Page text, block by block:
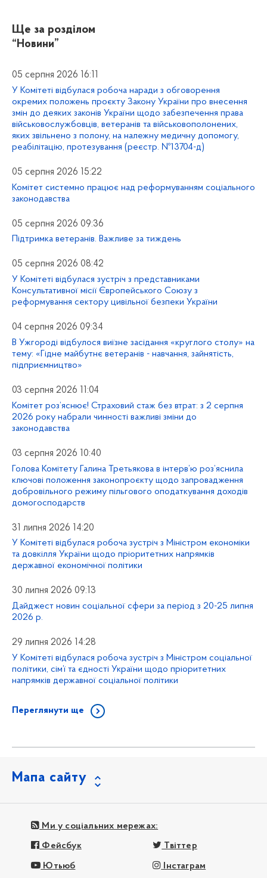
Ще за розділом
“Новини”
05 серпня 2026 16:11
У Комітеті відбулася робоча наради з обговорення
окремих положень проєкту Закону України про внесення
змін до деяких законів України щодо забезпечення права
військовослужбовців, ветеранів та військовополонених,
яких звільнено з полону, на належну медичну допомогу,
реабілітацію, протезування (реєстр. №13704-д)
05 серпня 2026 15:22
Комітет системно працює над реформуванням соціального
законодавства
05 серпня 2026 09:36
Підтримка ветеранів. Важливе за тиждень
05 серпня 2026 08:42
У Комітеті відбулася зустріч з представниками
Консультативної місії Європейського Союзу з
реформування сектору цивільної безпеки України
04 серпня 2026 09:34
В Ужгороді відбулося виїзне засідання «круглого столу» на
тему: «Гідне майбутнє ветеранів - навчання, зайнятість,
підприємництво»
03 серпня 2026 11:04
Комітет роз’яснює! Страховий стаж без втрат: з 2 серпня
2026 року набрали чинності важливі зміни до
законодавства
03 серпня 2026 10:40
Голова Комітету Галина Третьякова в інтерв’ю роз’яснила
ключові положення законопроєкту щодо запровадження
добровільного режиму пільгового оподаткування доходів
домогосподарств
31 липня 2026 14:20
У Комітеті відбулася робоча зустріч з Міністром економіки
та довкілля України щодо пріоритетних напрямків
державної економічної політики
30 липня 2026 09:13
Дайджест новин соціальної сфери за період з 20-25 липня
2026 р.
29 липня 2026 14:28
У Комітеті відбулася робоча зустріч з Міністром соціальної
політики, сім’ї та єдності України щодо пріоритетних
напрямків державної соціальної політики
Переглянути ще
Мапа сайту
Ми у соціальних мережах:
Фейсбук Твіттер
Ютьюб Інстаграм